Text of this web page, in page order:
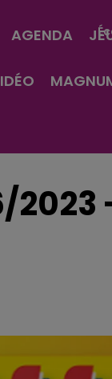
AGENDA
2023